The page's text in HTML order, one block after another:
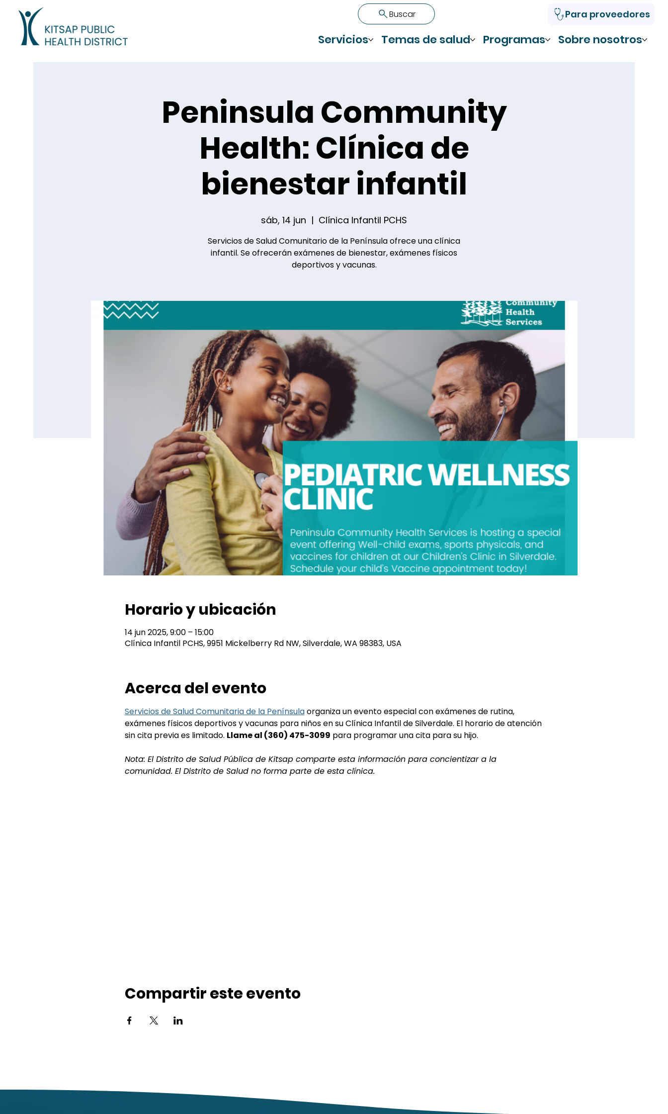
Para proveedores
Buscar
Servicios Temas de salud Programas Sobre nosotros
Peninsula Community
Health: Clínica de
bienestar infantil
sáb, 14 jun
  |
Clínica Infantil PCHS
Servicios de Salud Comunitario de la Península ofrece una clínica
infantil. Se ofrecerán exámenes de bienestar, exámenes físicos
deportivos y vacunas.
Horario y ubicación
14 jun 2025, 9:00 – 15:00
Clínica Infantil PCHS, 9951 Mickelberry Rd NW, Silverdale, WA 98383, USA
Acerca del evento
Servicios de Salud Comunitaria de la Península organiza un evento especial con exámenes de rutina,
exámenes físicos deportivos y vacunas para niños en su Clínica Infantil de Silverdale. El horario de atención
sin cita previa es limitado. Llame al (360) 475-3099 para programar una cita para su hijo.
Nota: El Distrito de Salud Pública de Kitsap comparte esta información para concientizar a la
comunidad. El Distrito de Salud no forma parte de esta clínica.
Compartir este evento